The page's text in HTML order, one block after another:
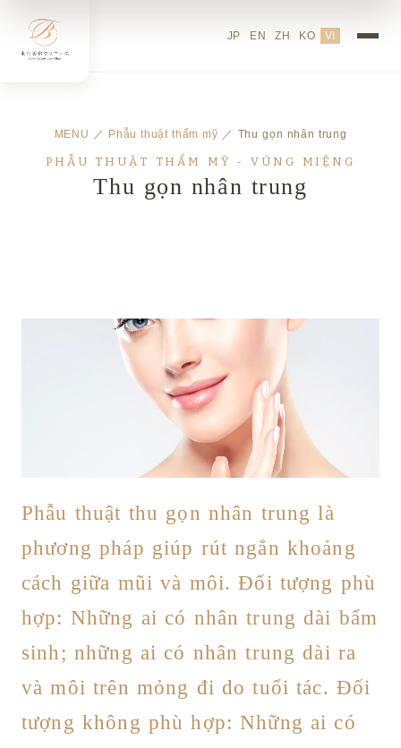
JP EN ZH KO VI
MENU ／ Phẫu thuật thẩm mỹ ／ Thu gọn nhân trung
PHẪU THUẬT THẨM MỸ - VÙNG MIỆNG
Thu gọn nhân trung
Phẫu thuật thu gọn nhân trung là
phương pháp giúp rút ngắn khoảng
cách giữa mũi và môi. Đối tượng phù
hợp: Những ai có nhân trung dài bẩm
sinh; những ai có nhân trung dài ra
và môi trên mỏng đi do tuổi tác. Đối
tượng không phù hợp: Những ai có